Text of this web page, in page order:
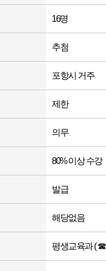
16명
추첨
포항시 거주
제한
의무
80% 이상 수강
발급
해당없음
평생교육과 ( ☎